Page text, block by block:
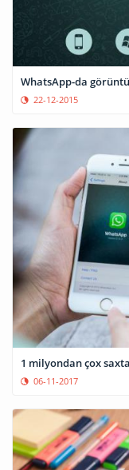
22-12-2015
1
06-11-2017